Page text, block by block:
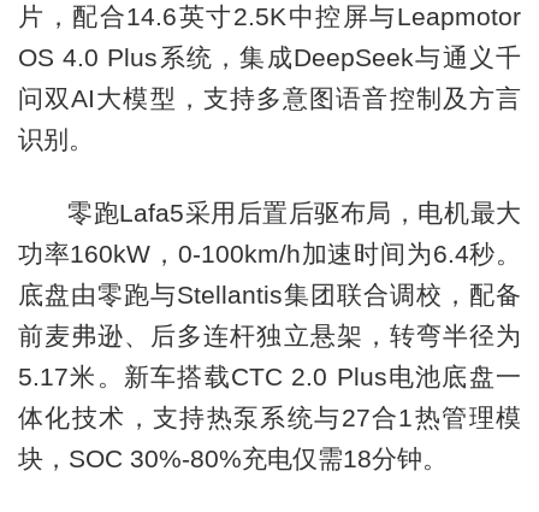
片，配合14.6英寸2.5K中控屏与Leapmotor
OS 4.0 Plus系统，集成DeepSeek与通义千
问双AI大模型，支持多意图语音控制及方言
识别。
零跑Lafa5采用后置后驱布局，电机最大
功率160kW，0-100km/h加速时间为6.4秒。
底盘由零跑与Stellantis集团联合调校，配备
前麦弗逊、后多连杆独立悬架，转弯半径为
5.17米。新车搭载CTC 2.0 Plus电池底盘一
体化技术，支持热泵系统与27合1热管理模
块，SOC 30%-80%充电仅需18分钟。